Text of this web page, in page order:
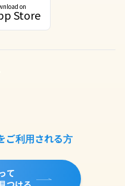
on
Store
ご利用される方
て